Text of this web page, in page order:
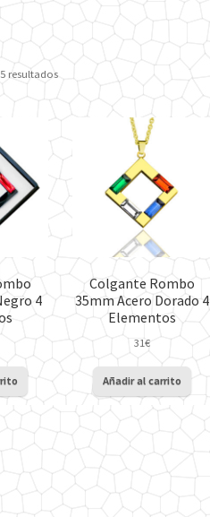
resultadosOrdenado
los
4
Colgante Rombo
35mm Acero Dorado 4
Elementos
31€
Añadir al carrito